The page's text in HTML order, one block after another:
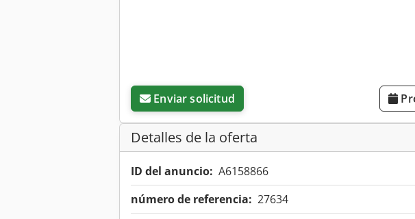
Enviar solicitud
Detalles de la oferta
ID del anuncio: A6158866
número de referencia: 27634